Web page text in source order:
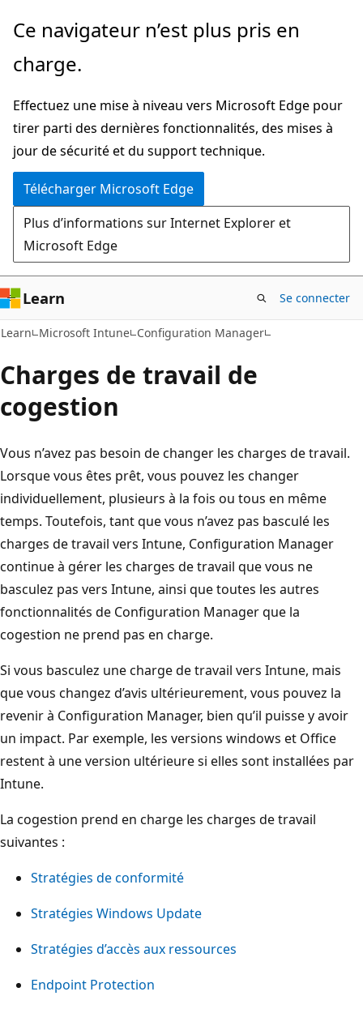
Passer
directement
au
principal
Ce navigateur n’est plus pris en
charge.
Effectuez une mise à niveau vers Microsoft Edge pour
tirer parti des dernières fonctionnalités, des mises à
jour de sécurité et du support technique.
Télécharger Microsoft Edge
Plus d’informations sur Internet Explorer et
Microsoft Edge
Learn Se connecter
Learn Microsoft Intune Configuration Manager
Charges de travail de
cogestion
Vous n’avez pas besoin de changer les charges de travail.
Lorsque vous êtes prêt, vous pouvez les changer
individuellement, plusieurs à la fois ou tous en même
temps. Toutefois, tant que vous n’avez pas basculé les
charges de travail vers Intune, Configuration Manager
continue à gérer les charges de travail que vous ne
basculez pas vers Intune, ainsi que toutes les autres
fonctionnalités de Configuration Manager que la
cogestion ne prend pas en charge.
Si vous basculez une charge de travail vers Intune, mais
que vous changez d’avis ultérieurement, vous pouvez la
revenir à Configuration Manager, bien qu’il puisse y avoir
un impact. Par exemple, les versions windows et Office
restent à une version ultérieure si elles sont installées par
Intune.
La cogestion prend en charge les charges de travail
suivantes :
Stratégies de conformité
Stratégies Windows Update
Stratégies d’accès aux ressources
Endpoint Protection